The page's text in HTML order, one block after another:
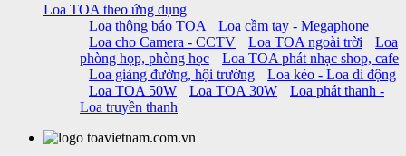
Loa TOA theo ứng dụng
Loa thông báo TOA
Loa cầm tay - Megaphone
Loa cho Camera - CCTV
Loa TOA ngoài trời
Loa
phòng họp, phòng học
Loa TOA phát nhạc shop, cafe
Loa giảng đường, hội trường
Loa kéo - Loa di động
Loa TOA 50W
Loa TOA 30W
Loa phát thanh -
Loa truyền thanh